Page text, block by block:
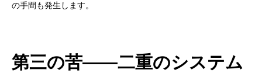
の手間も発生します。
第三の苦——二重のシステム